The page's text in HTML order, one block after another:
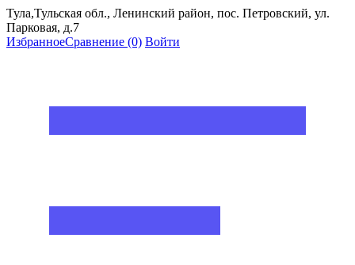
Тула,Тульская обл., Ленинский район, пос. Петровский, ул.
Парковая, д.7
ИзбранноеСравнение (0) Войти